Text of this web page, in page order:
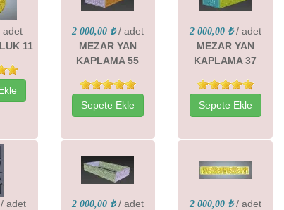
adet
11
2 000,00 ₺ / adet
MEZAR YAN
KAPLAMA 55
Sepete Ekle
2 000,00 ₺ / adet
MEZAR YAN
KAPLAMA 37
Sepete Ekle
/ adet
2 000,00 ₺ / adet
2 000,00 ₺ / adet